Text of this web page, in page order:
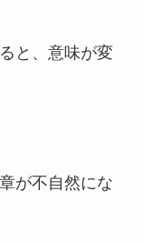
と、意味が変
が不自然にな